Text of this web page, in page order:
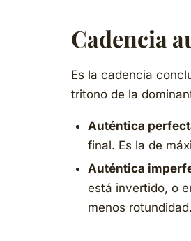
Cadencia
Es la cadencia
tritono de la
Auténtica
final. Es la de
Auténtica
está invertido, o
menos rotundidad.